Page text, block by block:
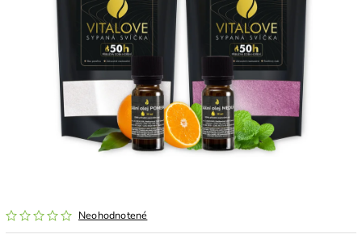
Neohodnotené